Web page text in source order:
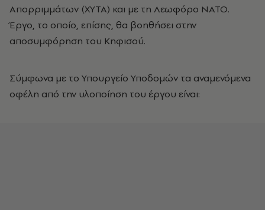
Απορριμμάτων (ΧΥΤΑ) και με τη Λεωφόρο ΝΑΤΟ.
Έργο, το οποίο, επίσης, θα βοηθήσει στην
αποσυμφόρηση του Κηφισού.
Σύμφωνα με το Υπουργείο Υποδομών τα αναμενόμενα
οφέλη από την υλοποίηση του έργου είναι: